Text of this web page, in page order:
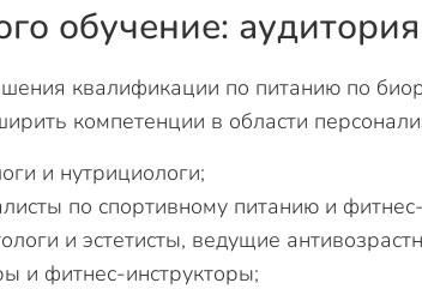
обучение:
квалификации по питанию по
компетенции в области
и нутрициологи;
по спортивному питанию и
и эстетисты, ведущие
и фитнес-инструкторы;